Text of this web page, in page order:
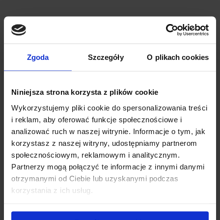
Zgoda Szczegóły O plikach cookies
Niniejsza strona korzysta z plików cookie
Wykorzystujemy pliki cookie do spersonalizowania treści
i reklam, aby oferować funkcje społecznościowe i
analizować ruch w naszej witrynie. Informacje o tym, jak
korzystasz z naszej witryny, udostępniamy partnerom
społecznościowym, reklamowym i analitycznym.
Partnerzy mogą połączyć te informacje z innymi danymi
otrzymanymi od Ciebie lub uzyskanymi podczas
korzystania z ich usług.
Bagażnik dachowy Cruz Airo Dark T118 + kity Cruz
Cruz Airo Dark to bagażnik dachowy z aerodynamiczną, czarną